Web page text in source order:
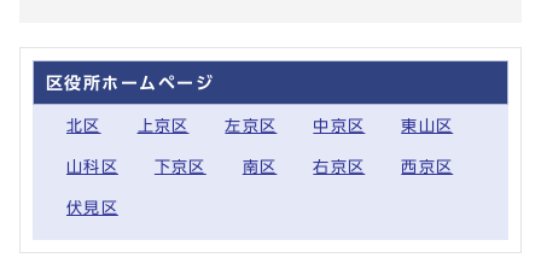
区役所ホームページ
北区 上京区 左京区 中京区 東山区
山科区 下京区 南区 右京区 西京区
伏見区